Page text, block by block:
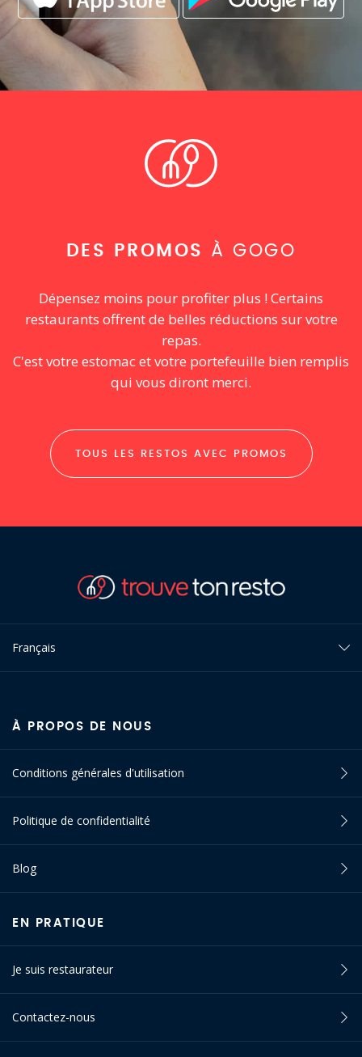
DES PROMOS À GOGO
Dépensez moins pour profiter plus ! Certains
restaurants offrent de belles réductions sur votre
repas.
C'est votre estomac et votre portefeuille bien remplis
qui vous diront merci.
TOUS LES RESTOS AVEC PROMOS
Français
À PROPOS DE NOUS
Conditions générales d'utilisation
Politique de confidentialité
Blog
EN PRATIQUE
Je suis restaurateur
Contactez-nous